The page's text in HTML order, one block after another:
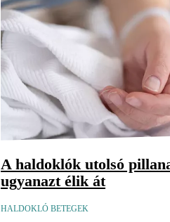
A haldoklók utolsó
ugyanazt élik át
HALDOKLÓ BETEGEK